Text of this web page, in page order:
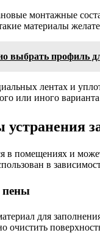
монтажные
материалы
выбрать профиль
лентах и
или иного варианта
в помещениях и
в
пены
для
очистить